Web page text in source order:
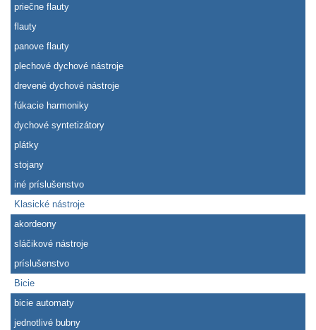
priečne flauty
flauty
panove flauty
plechové dychové nástroje
drevené dychové nástroje
fúkacie harmoniky
dychové syntetizátory
plátky
stojany
iné príslušenstvo
Klasické nástroje
akordeony
sláčikové nástroje
príslušenstvo
Bicie
bicie automaty
jednotlivé bubny